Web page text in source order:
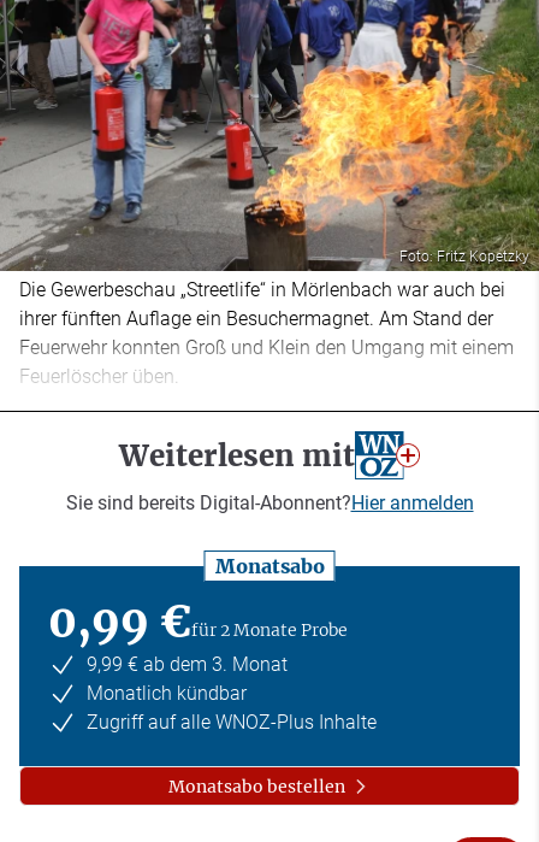
Foto: Fritz Kopetzky
Die Gewerbeschau „Streetlife“ in Mörlenbach war auch bei
ihrer fünften Auflage ein Besuchermagnet. Am Stand der
Feuerwehr konnten Groß und Klein den Umgang mit einem
Feuerlöscher üben.
Weiterlesen mit
Sie sind bereits Digital-Abonnent?Hier anmelden
Monatsabo
0,99 €für 2 Monate Probe
9,99 € ab dem 3. Monat
Monatlich kündbar
Zugriff auf alle WNOZ-Plus Inhalte
Monatsabo bestellen